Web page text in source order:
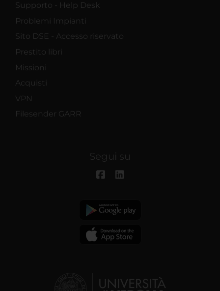
Supporto - Help Desk
Problemi Impianti
Sito DSE - Accesso riservato
Prestito libri
Missioni
Acquisti
VPN
Filesender GARR
Segui su